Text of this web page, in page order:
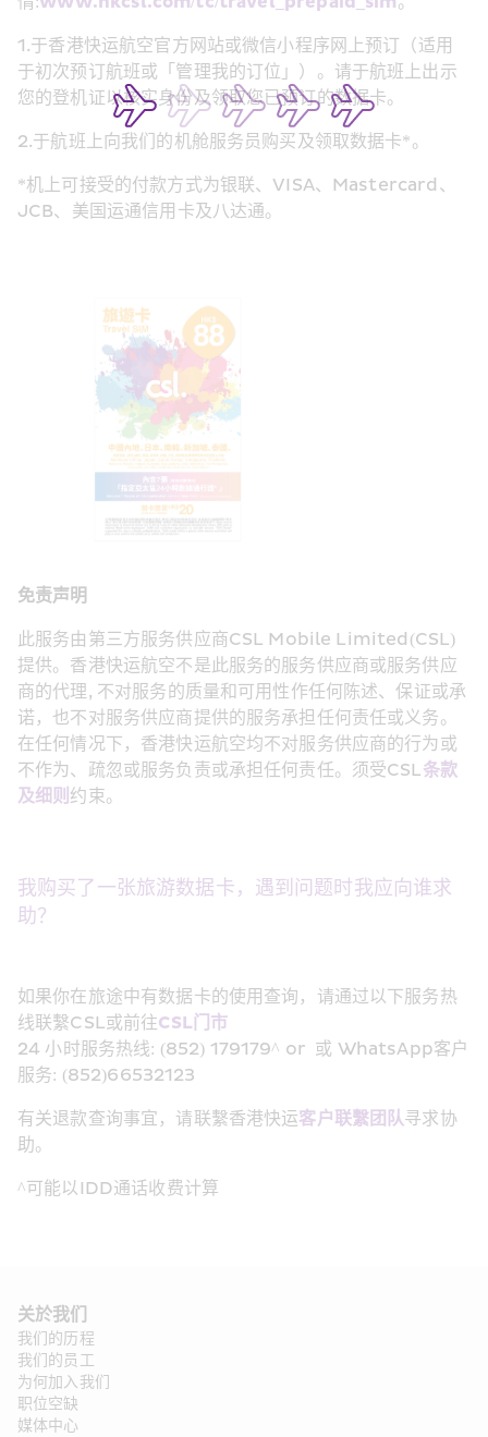
1.于香港快运航空官方网站或微信小程序网上预订（适用
于初次预订航班或「管理我的订位」）。请于航班上出示
您的登机证以核实身份及领取您已预订的数据卡。
2.于航班上向我们的机舱服务员购买及领取数据卡*。
*机上可接受的付款方式为银联、VISA、Mastercard、
JCB、美国运通信用卡及八达通。
免责声明
此服务由第三方服务供应商CSL Mobile Limited(CSL)
提供。香港快运航空不是此服务的服务供应商或服务供应
商的代理, 不对服务的质量和可用性作任何陈述、保证或承
诺，也不对服务供应商提供的服务承担任何责任或义务。
在任何情况下，香港快运航空均不对服务供应商的行为或
不作为、疏忽或服务负责或承担任何责任。须受CSL条款
及细则 约束。
我购买了一张旅游数据卡，遇到问题时我应向谁求
助？
如果你在旅途中有数据卡的使用查询，请通过以下服务热
线联繫CSL或前往CSL门市
24 小时服务热线: (852) 179179^ or  或 WhatsApp客户
服务: (852)66532123
有关退款查询事宜，请联繫香港快运客户联繫团队寻求协
助。
^可能以IDD通话收费计算
关於我们
我们的历程
我们的员工
为何加入我们
职位空缺
媒体中心